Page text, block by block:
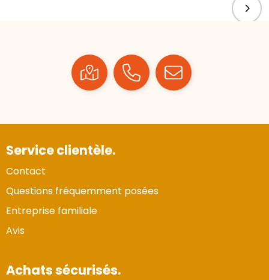
Service clientèle.
Contact
Questions fréquemment posées
Entreprise familiale
Avis
Achats sécurisés.